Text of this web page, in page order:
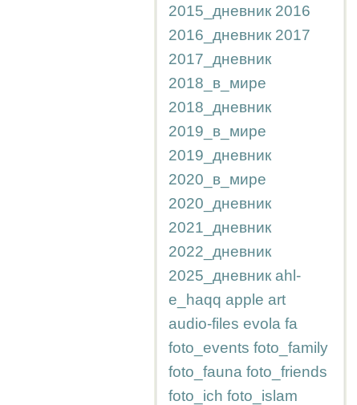
2015_дневник 2016
2016_дневник 2017
2017_дневник
2018_в_мире
2018_дневник
2019_в_мире
2019_дневник
2020_в_мире
2020_дневник
2021_дневник
2022_дневник
2025_дневник ahl-
e_haqq apple art
audio-files evola fa
foto_events foto_family
foto_fauna foto_friends
foto_ich foto_islam